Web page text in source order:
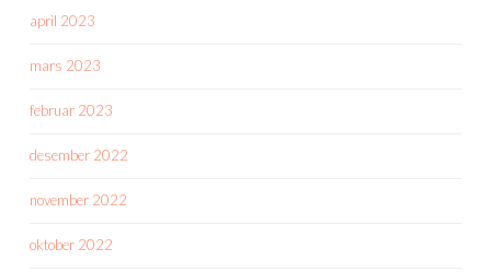
april 2023
mars 2023
februar 2023
desember 2022
november 2022
oktober 2022